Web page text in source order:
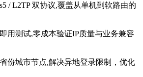
/ L2TP 双协议,覆盖从单机到软路由的
用测试,零成本验证IP质量与业务兼容
份城市节点,解决异地登录限制，优化